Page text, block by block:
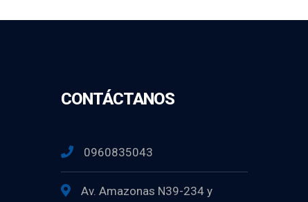
CONTÁCTANOS
0960835043
Av. Amazonas N39-234 y